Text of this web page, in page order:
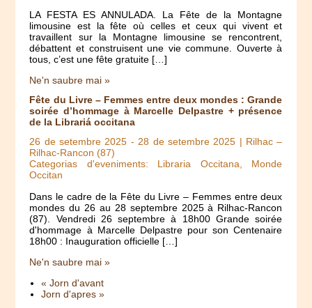
LA FESTA ES ANNULADA. La Fête de la Montagne
limousine est la fête où celles et ceux qui vivent et
travaillent sur la Montagne limousine se rencontrent,
débattent et construisent une vie commune. Ouverte à
tous, c’est une fête gratuite […]
Ne'n saubre mai »
Fête du Livre – Femmes entre deux mondes : Grande
soirée d’hommage à Marcelle Delpastre + présence
de la Librariá occitana
26 de setembre 2025 -28 de setembre 2025 | Rilhac –
Rilhac-Rancon (87)
Categorias d'eveniments: Libraria Occitana, Monde
Occitan
Dans le cadre de la Fête du Livre – Femmes entre deux
mondes du 26 au 28 septembre 2025 à Rilhac-Rancon
(87). Vendredi 26 septembre à 18h00 Grande soirée
d'hommage à Marcelle Delpastre pour son Centenaire
18h00 : Inauguration officielle […]
Ne'n saubre mai »
« Jorn d'avant
Jorn d'apres »